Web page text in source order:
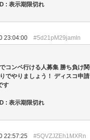
: 表示期限切れ
23:04:00 #5d21pM29jamln
コンペ行ける人募集 勝ち負け
でやりましょう！ ディスコ申
す
: 表示期限切れ
22:57:25 #5QVZJZEh1MXRn